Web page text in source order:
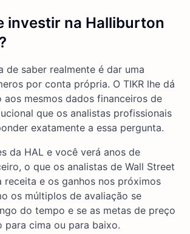
investir na Halliburton
de saber realmente é dar uma
por conta própria. O TIKR lhe dá
aos mesmos dados financeiros de
que os analistas profissionais
exatamente a essa pergunta.
da HAL e você verá anos de
o que os analistas de Wall Street
receita e os ganhos nos próximos
os múltiplos de avaliação se
do tempo e se as metas de preço
para cima ou para baixo.